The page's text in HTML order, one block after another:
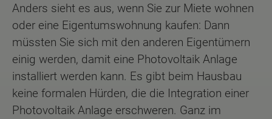
Anders sieht es aus, wenn Sie zur Miete wohnen
oder eine Eigentumswohnung kaufen: Dann
müssten Sie sich mit den anderen Eigentümern
einig werden, damit eine Photovoltaik Anlage
installiert werden kann. Es gibt beim Hausbau
keine formalen Hürden, die die Integration einer
Photovoltaik Anlage erschweren. Ganz im